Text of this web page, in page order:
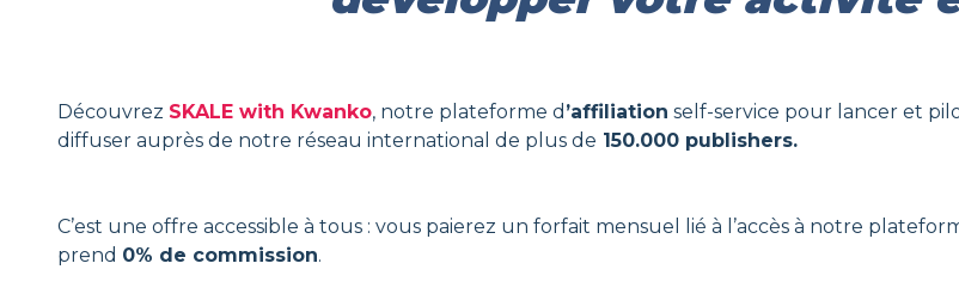
Découvrez SKALE with Kwanko, notre plateforme d ’affiliation self-service pour lancer et
diffuser auprès de notre réseau international de plus de 150.000 publishers.
C’est une offre accessible à tous : vous paierez un forfait mensuel lié à l’accès à notre
prend 0% de commission.